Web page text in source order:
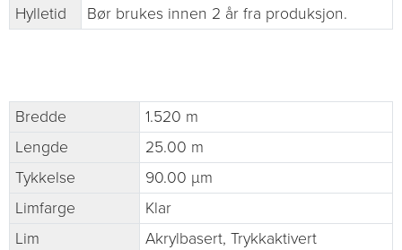
Hylletid
Bør brukes innen 2 år fra produksjon.
Bredde
1.520 m
Lengde
25.00 m
Tykkelse
90.00 µm
Limfarge
Klar
Lim
Akrylbasert, Trykkaktivert